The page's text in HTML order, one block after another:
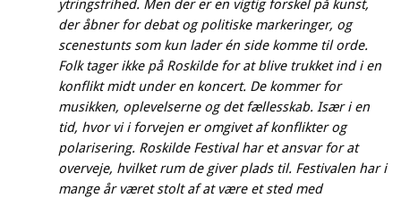
ytringsfrihed. Men der er en vigtig forskel på kunst,
der åbner for debat og politiske markeringer, og
scenestunts som kun lader én side komme til orde.
Folk tager ikke på Roskilde for at blive trukket ind i en
konflikt midt under en koncert. De kommer for
musikken, oplevelserne og det fællesskab. Især i en
tid, hvor vi i forvejen er omgivet af konflikter og
polarisering. Roskilde Festival har et ansvar for at
overveje, hvilket rum de giver plads til. Festivalen har i
mange år været stolt af at være et sted med